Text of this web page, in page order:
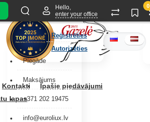
Piegāde
Maksājums
+371 202 19475
info@euroliux.lv
Kontakti
Īpašie piedāvājumi
lapas
Hello,
enter your office
Reģistrēties
Autorizēties
0